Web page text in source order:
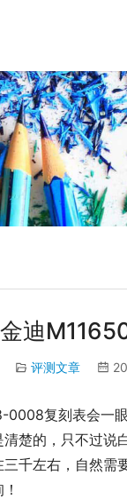
迪
评测文章
复刻表会一
楚的，只不过
千左右，自然需